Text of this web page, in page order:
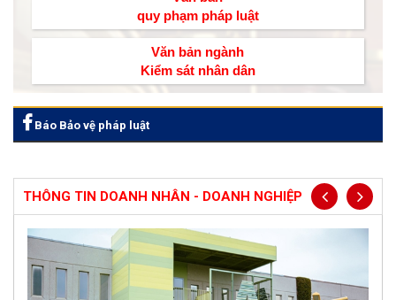
quy phạm pháp luật
Văn bản ngành
Kiểm sát nhân dân
Báo Bảo vệ pháp luật
THÔNG TIN DOANH NHÂN - DOANH NGHIỆP